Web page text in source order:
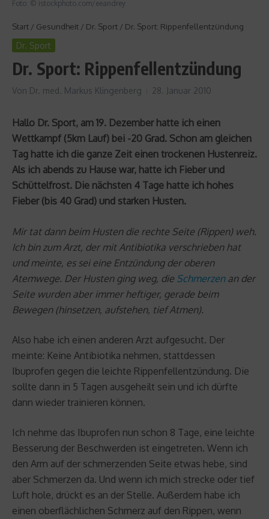
Foto: © istockphoto.com/eeandrey
Start / Gesundheit / Dr. Sport / Dr. Sport: Rippenfellentzündung
Dr. Sport
Dr. Sport: Rippenfellentzündung
Von Dr. med. Markus Klingenberg 28. Januar 2010
Hallo Dr. Sport, am 19. Dezember hatte ich einen
Wettkampf (5km Lauf) bei -20 Grad. Schon am gleichen
Tag hatte ich die ganze Zeit einen trockenen Hustenreiz.
Als ich abends zu Hause war, hatte ich Fieber und
Schüttelfrost. Die nächsten 4 Tage hatte ich hohes
Fieber (bis 40 Grad) und starken Husten.
Mir tat dann beim Husten die rechte Seite (Rippen) weh.
Ich bin zum Arzt, der mit Antibiotika verschrieben hat
und meinte, es sei eine Entzündung der oberen
Atemwege. Der Husten ging weg, die Schmerzenan der
Seite wurden aber immer heftiger, gerade beim
Bewegen (hinsetzen, aufstehen, tief Atmen).
Also habe ich einen anderen Arzt aufgesucht. Der
meinte: Keine Antibiotika nehmen, stattdessen
Ibuprofen gegen die leichte Rippenfellentzündung. Die
sollte dann in 5 Tagen ausgeheilt sein und ich dürfte
dann wieder trainieren können.
Ich nehme das Ibuprofen nun schon 8 Tage, eine leichte
Besserung der Beschwerden ist eingetreten. Wenn ich
den Arm auf der schmerzenden Seite etwas hebe, sind
aber Schmerzen da. Und wenn ich mich strecke oder tief
Luft hole, drückt es an der Stelle. Außerdem habe ich
einen oberflächlichen Schmerz auf den Rippen, wenn